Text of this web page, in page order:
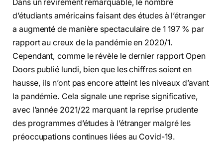
Dans un revirement remarquable, le nombre
d’étudiants américains faisant des études à l’étranger
a augmenté de manière spectaculaire de 1 197 % par
rapport au creux de la pandémie en 2020/1.
Cependant, comme le révèle le dernier rapport Open
Doors publié lundi, bien que les chiffres soient en
hausse, ils n’ont pas encore atteint les niveaux d’avant
la pandémie. Cela signale une reprise significative,
avec l’année 2021/22 marquant la reprise prudente
des programmes d’études à l’étranger malgré les
préoccupations continues liées au Covid-19.